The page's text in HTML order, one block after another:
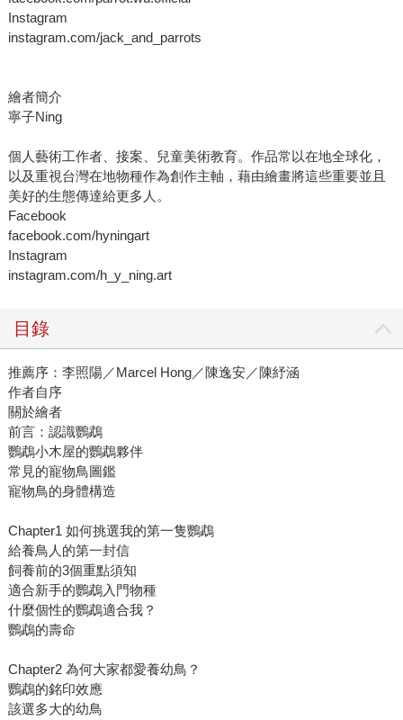
Instagram
instagram.com/jack_and_parrots
繪者簡介
寧子Ning
個人藝術工作者、接案、兒童美術教育。作品常以在地全球化，
以及重視台灣在地物種作為創作主軸，藉由繪畫將這些重要並且
美好的生態傳達給更多人。
Facebook
facebook.com/hyningart
Instagram
instagram.com/h_y_ning.art
目錄
推薦序：李照陽／Marcel Hong／陳逸安／陳紓涵
作者自序
關於繪者
前言：認識鸚鵡
鸚鵡小木屋的鸚鵡夥伴
常見的寵物鳥圖鑑
寵物鳥的身體構造
Chapter1 如何挑選我的第一隻鸚鵡
給養鳥人的第一封信
飼養前的3個重點須知
適合新手的鸚鵡入門物種
什麼個性的鸚鵡適合我？
鸚鵡的壽命
Chapter2 為何大家都愛養幼鳥？
鸚鵡的銘印效應
該選多大的幼鳥